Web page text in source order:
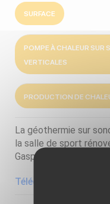
SURFACE
POMPE À CHALEUR SUR
VERTICALES
PRODUCTION DE
La géothermie sur
la salle de sport
Gaspard Malo à
Télécharger la fiche